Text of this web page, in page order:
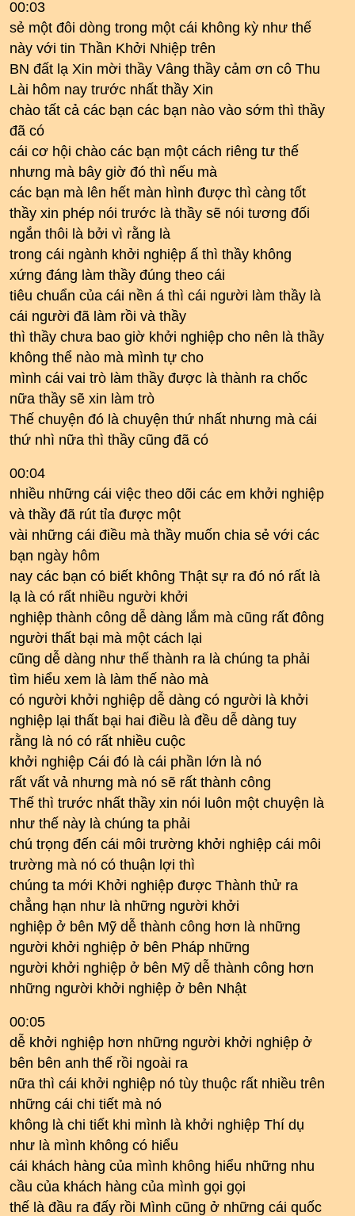
00:03
sẻ một đôi dòng trong một cái không kỳ như thế
này với tin Thần Khởi Nhiệp trên
BN đất lạ Xin mời thầy Vâng thầy cảm ơn cô Thu
Lài hôm nay trước nhất thầy Xin
chào tất cả các bạn các bạn nào vào sớm thì thầy
đã có
cái cơ hội chào các bạn một cách riêng tư thế
nhưng mà bây giờ đó thì nếu mà
các bạn mà lên hết màn hình được thì càng tốt
thầy xin phép nói trước là thầy sẽ nói tương đối
ngắn thôi là bởi vì rằng là
trong cái ngành khởi nghiệp ấ thì thầy không
xứng đáng làm thầy đúng theo cái
tiêu chuẩn của cái nền á thì cái người làm thầy là
cái người đã làm rồi và thầy
thì thầy chưa bao giờ khởi nghiệp cho nên là thầy
không thể nào mà mình tự cho
mình cái vai trò làm thầy được là thành ra chốc
nữa thầy sẽ xin làm trò
Thế chuyện đó là chuyện thứ nhất nhưng mà cái
thứ nhì nữa thì thầy cũng đã có
00:04
nhiều những cái việc theo dõi các em khởi nghiệp
và thầy đã rút tỉa được một
vài những cái điều mà thầy muốn chia sẻ với các
bạn ngày hôm
nay các bạn có biết không Thật sự ra đó nó rất là
lạ là có rất nhiều người khởi
nghiệp thành công dễ dàng lắm mà cũng rất đông
người thất bại mà một cách lại
cũng dễ dàng như thế thành ra là chúng ta phải
tìm hiểu xem là làm thế nào mà
có người khởi nghiệp dễ dàng có người là khởi
nghiệp lại thất bại hai điều là đều dễ dàng tuy
rằng là nó có rất nhiều cuộc
khởi nghiệp Cái đó là cái phần lớn là nó
rất vất vả nhưng mà nó sẽ rất thành công
Thế thì trước nhất thầy xin nói luôn một chuyện là
như thế này là chúng ta phải
chú trọng đến cái môi trường khởi nghiệp cái môi
trường mà nó có thuận lợi thì
chúng ta mới Khởi nghiệp được Thành thử ra
chẳng hạn như là những người khởi
nghiệp ở bên Mỹ dễ thành công hơn là những
người khởi nghiệp ở bên Pháp những
người khởi nghiệp ở bên Mỹ dễ thành công hơn
những người khởi nghiệp ở bên Nhật
00:05
dễ khởi nghiệp hơn những người khởi nghiệp ở
bên bên anh thế rồi ngoài ra
nữa thì cái khởi nghiệp nó tùy thuộc rất nhiều trên
những cái chi tiết mà nó
không là chi tiết khi mình là khởi nghiệp Thí dụ
như là mình không có hiểu
cái khách hàng của mình không hiểu những nhu
cầu của khách hàng của mình gọi gọi
thế là đầu ra đấy rồi Mình cũng ở những cái quốc